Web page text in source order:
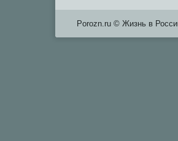
Porozn.ru © Жизнь в